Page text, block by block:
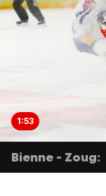
1:53
Bienne - Zoug: